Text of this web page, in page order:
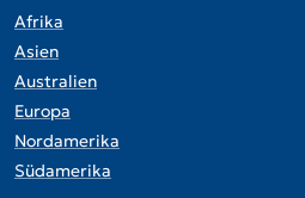
Afrika
Asien
Australien
Europa
Nordamerika
Südamerika